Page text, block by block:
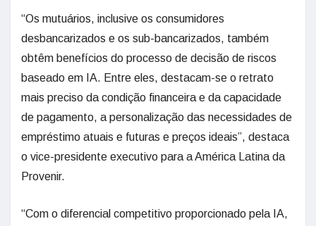
“Os mutuários, inclusive os consumidores
desbancarizados e os sub-bancarizados, também
obtêm benefícios do processo de decisão de riscos
baseado em IA. Entre eles, destacam-se o retrato
mais preciso da condição financeira e da capacidade
de pagamento, a personalização das necessidades de
empréstimo atuais e futuras e preços ideais”, destaca
o vice-presidente executivo para a América Latina da
Provenir.
“Com o diferencial competitivo proporcionado pela IA,